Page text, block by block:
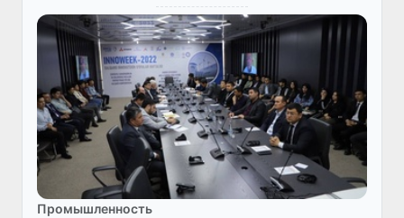
Промышленность